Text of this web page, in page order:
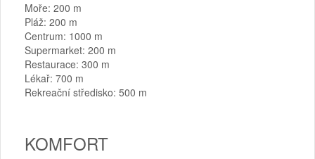
Moře: 200 m
Pláž: 200 m
Centrum: 1000 m
Supermarket: 200 m
Restaurace: 300 m
Lékař: 700 m
Rekreační středisko: 500 m
KOMFORT